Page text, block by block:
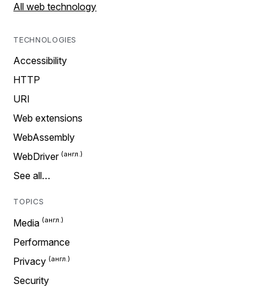
All web technology
TECHNOLOGIES
Accessibility
HTTP
URI
Web extensions
WebAssembly
WebDriver
See all…
TOPICS
Media
Performance
Privacy
Security